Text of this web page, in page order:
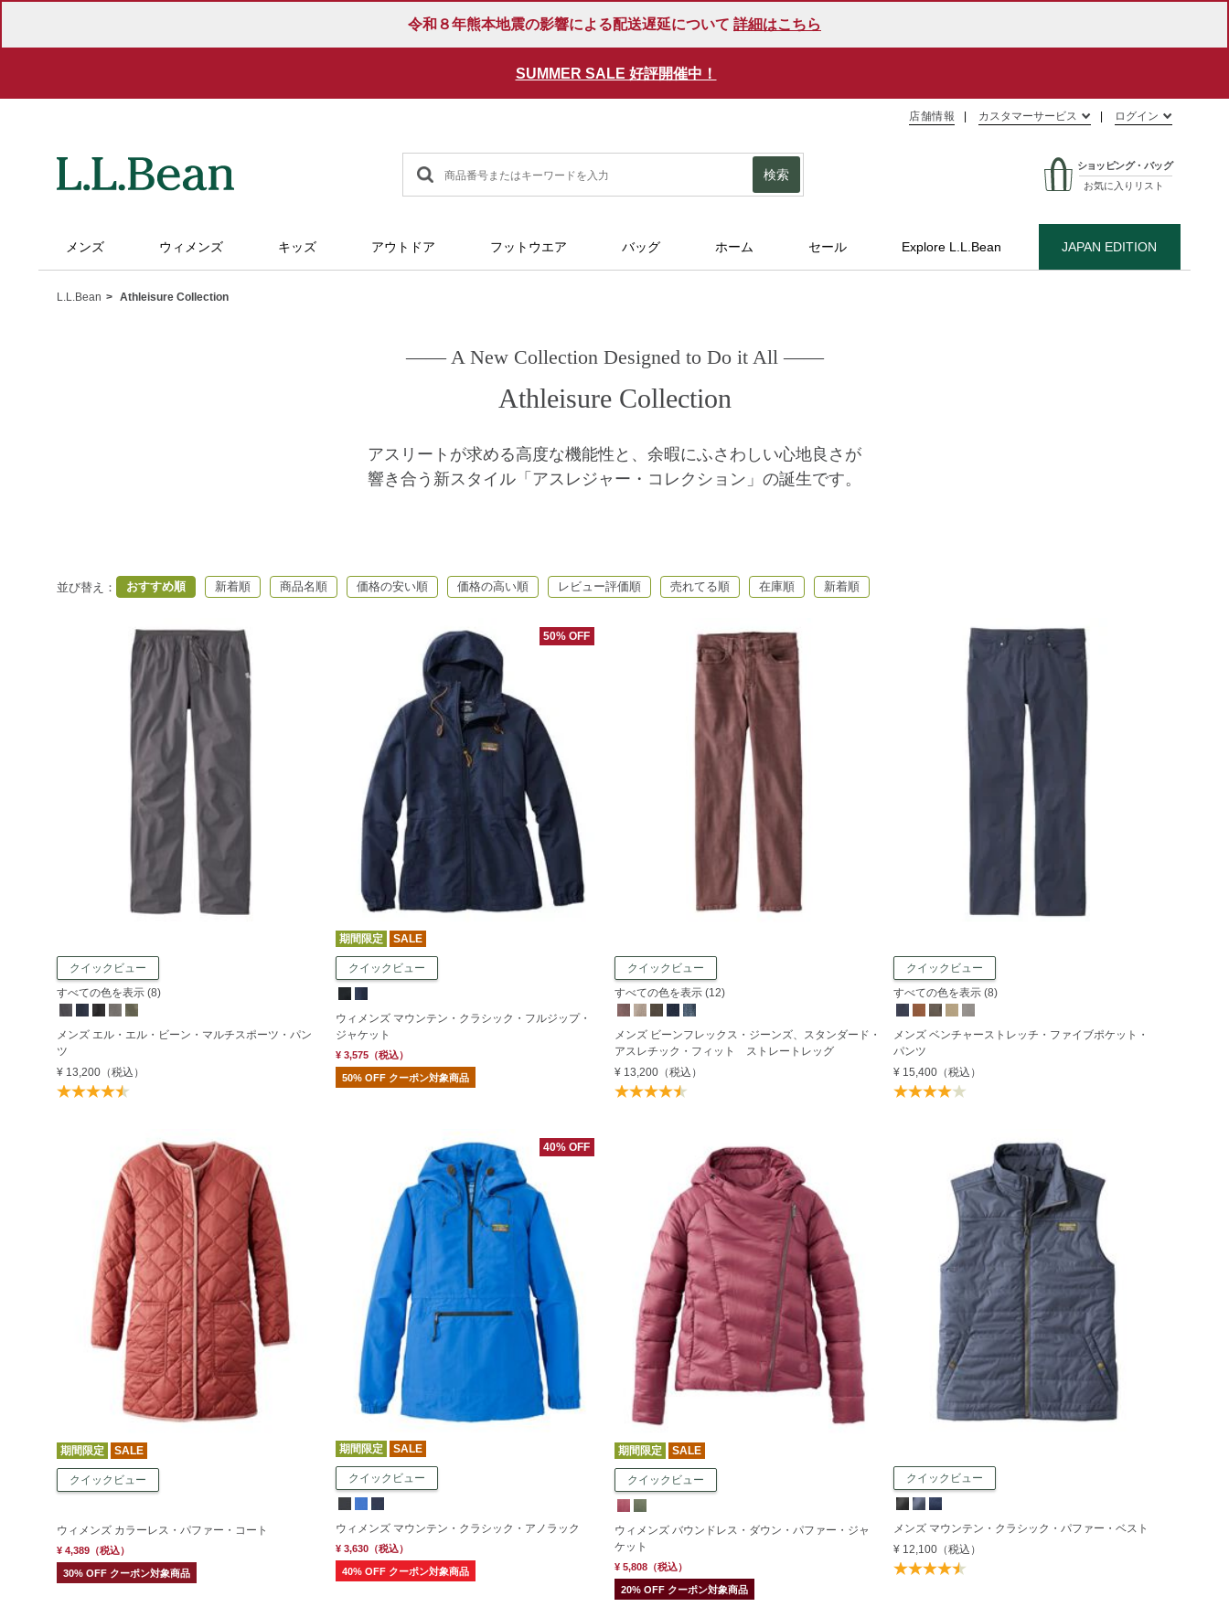
令和８年熊本地震の影響による配送遅延について 詳細はこちら
SUMMER SALE 好評開催中！
店舗情報 カスタマーサービス ログイン
検索
ショッピング・バッグ
お気に入りリスト
メンズ ウィメンズ キッズ アウトドア フットウエア バッグ ホーム セール Explore L.L.Bean JAPAN EDITION
L.L.Bean Athleisure Collection
―― A New Collection Designed to Do it All ――
Athleisure Collection
アスリートが求める高度な機能性と、余暇にふさわしい心地良さが
響き合う新スタイル「アスレジャー・コレクション」の誕生です。
並び替え ： おすすめ順 新着順 商品名順 価格の安い順 価格の高い順 レビュー評価順 売れてる順 在庫順 新着順
クイックビュー
すべての色を表示 (8)
メンズ エル・エル・ビーン・マルチスポーツ・パン
ツ
¥ 13,200 （税込）
50% OFF
期間限定 SALE
クイックビュー
ウィメンズ マウンテン・クラシック・フルジップ・
ジャケット
¥ 3,575（税込）
50% OFF クーポン対象商品
クイックビュー
すべての色を表示 (12)
メンズ ビーンフレックス・ジーンズ、スタンダード・
アスレチック・フィット ストレートレッグ
¥ 13,200（税込）
クイックビュー
すべての色を表示 (8)
メンズ ベンチャーストレッチ・ファイブポケット・
パンツ
¥ 15,400（税込）
期間限定 SALE
クイックビュー
ウィメンズ カラーレス・パファー・コート
¥ 4,389 （税込）
30% OFF クーポン対象商品
40% OFF
期間限定 SALE
クイックビュー
ウィメンズ マウンテン・クラシック・アノラック
¥ 3,630（税込）
40% OFF クーポン対象商品
期間限定 SALE
クイックビュー
ウィメンズ バウンドレス・ダウン・パファー・ジャ
ケット
¥ 5,808（税込）
20% OFF クーポン対象商品
クイックビュー
メンズ マウンテン・クラシック・パファー・ベスト
¥ 12,100（税込）